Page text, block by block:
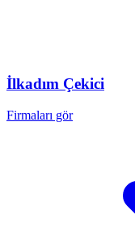
İlkadım Çekici
Firmaları gör